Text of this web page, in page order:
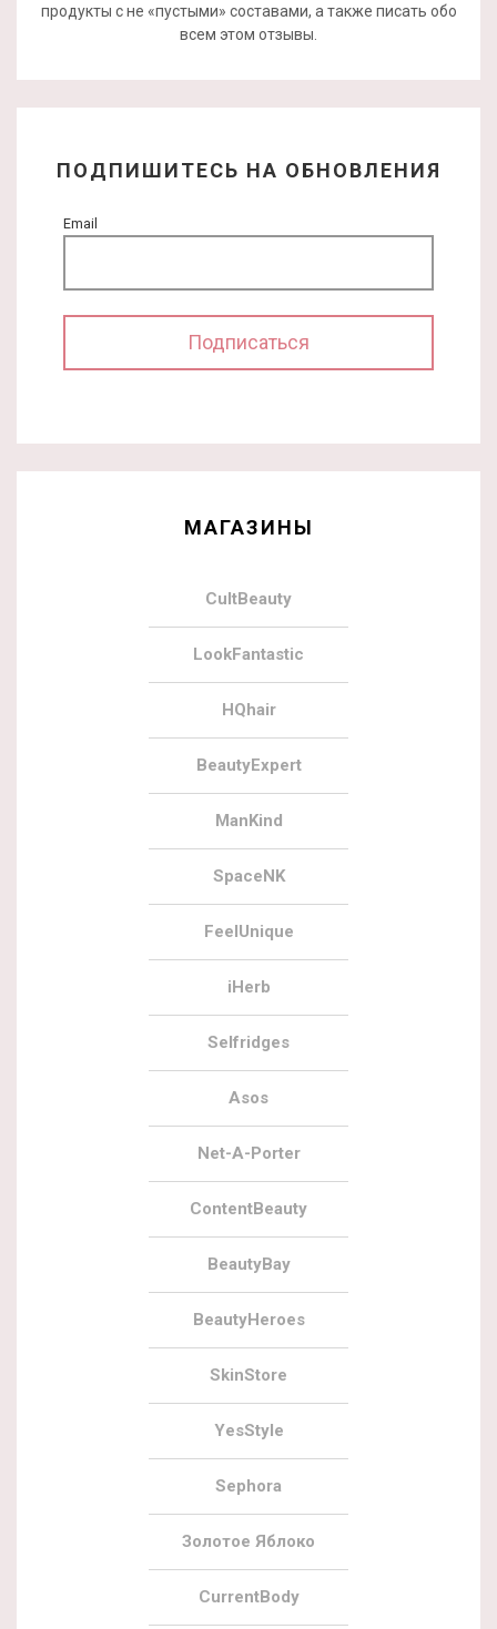
продукты с не «пустыми» составами, а также писать обо
всем этом отзывы.
ПОДПИШИТЕСЬ НА ОБНОВЛЕНИЯ
Email
МАГАЗИНЫ
CultBeauty
LookFantastic
HQhair
BeautyExpert
ManKind
SpaceNK
FeelUnique
iHerb
Selfridges
Asos
Net-A-Porter
ContentBeauty
BeautyBay
BeautyHeroes
SkinStore
YesStyle
Sephora
Золотое Яблоко
CurrentBody